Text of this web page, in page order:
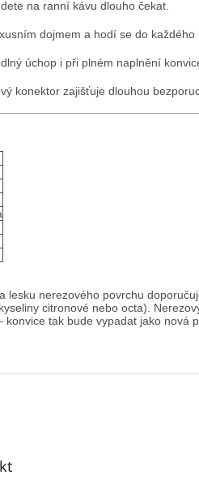
na ranní kávu dlouho čekat.
dojmem a hodí se do každého
úchop i při plném naplnění
konektor zajišťuje dlouhou
lesku nerezového povrchu
citronové nebo octa).
tak bude vypadat jako nová